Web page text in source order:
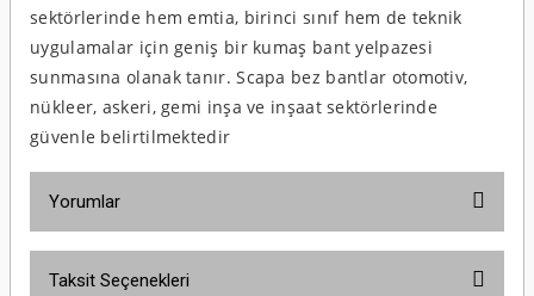
sektörlerinde hem emtia, birinci sınıf hem de teknik
uygulamalar için geniş bir kumaş bant yelpazesi
sunmasına olanak tanır.Scapa bez bantlar otomotiv,
nükleer, askeri, gemi inşa ve inşaat sektörlerinde
güvenle belirtilmektedir
Yorumlar
Taksit Seçenekleri